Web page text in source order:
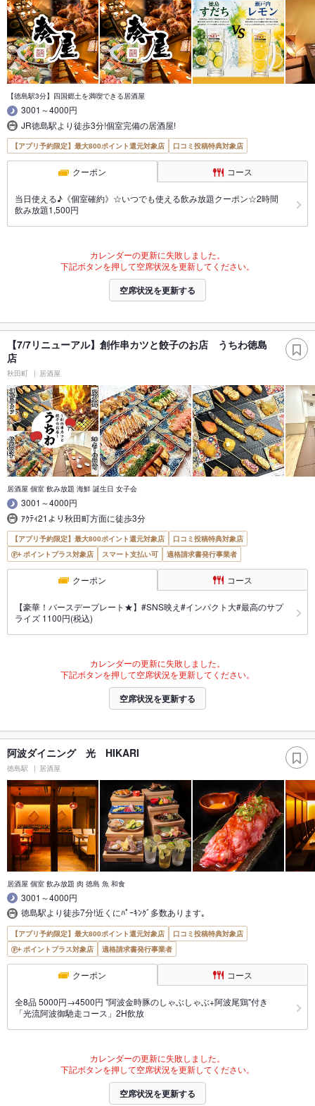
【徳島駅3分】四国郷土を満喫できる居酒屋
3001～4000円
JR徳島駅より徒歩3分!個室完備の居酒屋!
【アプリ予約限定】最大800ポイント還元対象店 口コミ投稿特典対象店
クーポン コース
当日使える♪《個室確約》☆いつでも使える飲み放題クーポン☆2時間
飲み放題1,500円
カレンダーの更新に失敗しました。
下記ボタンを押して空席状況を更新してください。
空席状況を更新する
【7/7リニューアル】創作串カツと餃子のお店 うちわ徳島
店
秋田町 居酒屋
居酒屋 個室 飲み放題 海鮮 誕生日 女子会
3001～4000円
ｱｸﾃｨ21より秋田町方面に徒歩3分
【アプリ予約限定】最大800ポイント還元対象店
口コミ投稿特典対象店
ポイントプラス対象店
スマート支払い可 適格請求書発行事業者
クーポン コース
【豪華！バースデープレート★】#SNS映え#インパクト大#最高のサプ
ライズ 1100円(税込)
カレンダーの更新に失敗しました。
下記ボタンを押して空席状況を更新してください。
空席状況を更新する
阿波ダイニング 光 HIKARI
徳島駅 居酒屋
居酒屋 個室 飲み放題 肉 徳島 魚 和食
3001～4000円
徳島駅より徒歩7分!近くにﾊﾟｰｷﾝｸﾞ多数あります｡
【アプリ予約限定】最大800ポイント還元対象店
口コミ投稿特典対象店
ポイントプラス対象店
適格請求書発行事業者
クーポン コース
全8品 5000円→4500円 "阿波金時豚のしゃぶしゃぶ+阿波尾鶏"付き
「光流阿波御馳走コース」2H飲放
カレンダーの更新に失敗しました。
下記ボタンを押して空席状況を更新してください。
空席状況を更新する